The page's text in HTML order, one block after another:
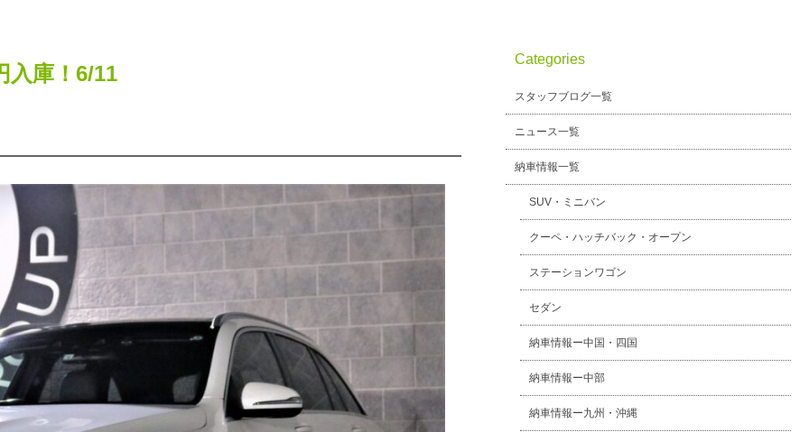
入庫！6/11
Categories
スタッフブログ一覧
ニュース一覧
納車情報一覧
SUV・ミニバン
クーペ・ハッチバック・オープン
ステーションワゴン
セダン
納車情報ー中国・四国
納車情報ー中部
納車情報ー九州・沖縄